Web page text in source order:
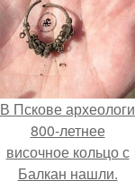
В Пскове археологи
800-летнее
височное кольцо с
Балкан нашли.